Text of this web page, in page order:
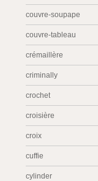
couvre-soupape
couvre-tableau
crémaillère
criminally
crochet
croisière
croix
cuffie
cylinder